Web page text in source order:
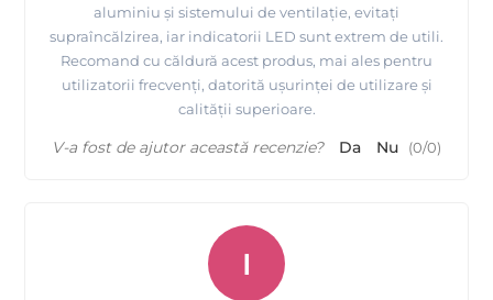
aluminiu și sistemului de ventilație, evitați
supraîncălzirea, iar indicatorii LED sunt extrem de utili.
Recomand cu căldură acest produs, mai ales pentru
utilizatorii frecvenți, datorită ușurinței de utilizare și
calității superioare.
V-a fost de ajutor această recenzie? Da Nu (0/0)
I